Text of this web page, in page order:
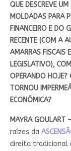
QUE DESCREVE
MOLDADAS PARA
FINANCEIRO E DO
RECENTE (COM A
AMARRAS FISCAIS
LEGISLATIVO),
OPERANDO
TORNOU
ECONÔMICA?
MAYRA GOULART –
raízes da
direita tradicional